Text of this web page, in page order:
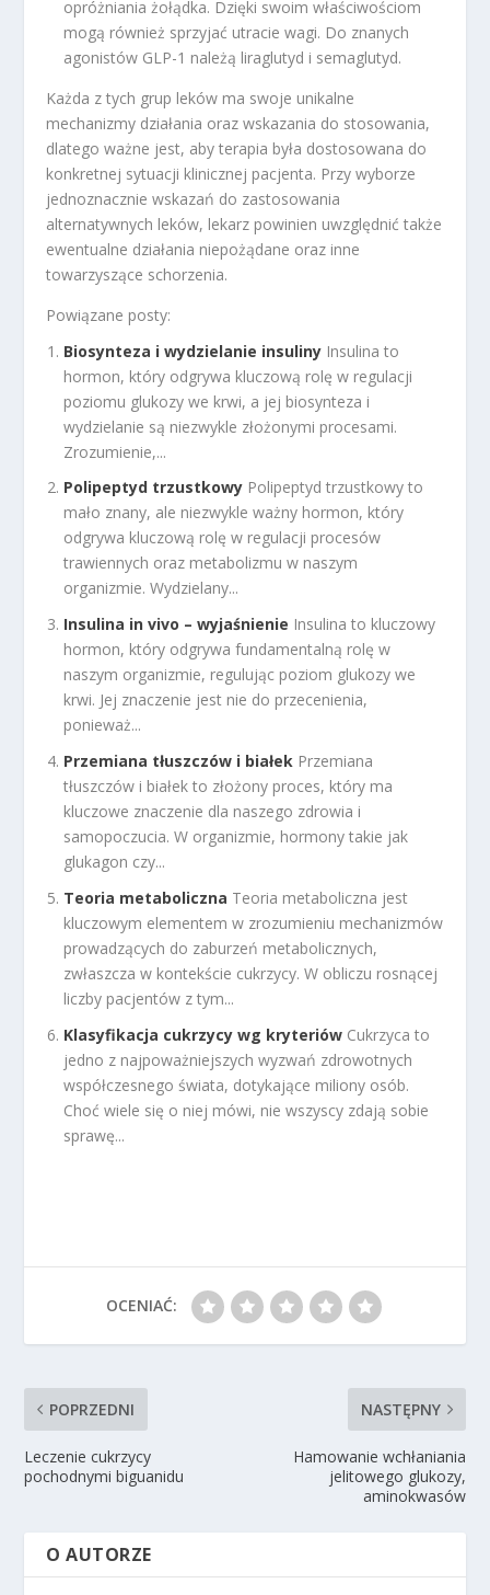
opróżniania żołądka. Dzięki swoim właściwościom
mogą również sprzyjać utracie wagi. Do znanych
agonistów GLP-1 należą liraglutyd i semaglutyd.
Każda z tych grup leków ma swoje unikalne
mechanizmy działania oraz wskazania do stosowania,
dlatego ważne jest, aby terapia była dostosowana do
konkretnej sytuacji klinicznej pacjenta. Przy wyborze
jednoznacznie wskazań do zastosowania
alternatywnych leków, lekarz powinien uwzględnić także
ewentualne działania niepożądane oraz inne
towarzyszące schorzenia.
Powiązane posty:
Biosynteza i wydzielanie insuliny Insulina to
hormon, który odgrywa kluczową rolę w regulacji
poziomu glukozy we krwi, a jej biosynteza i
wydzielanie są niezwykle złożonymi procesami.
Zrozumienie,...
Polipeptyd trzustkowy Polipeptyd trzustkowy to
mało znany, ale niezwykle ważny hormon, który
odgrywa kluczową rolę w regulacji procesów
trawiennych oraz metabolizmu w naszym
organizmie. Wydzielany...
Insulina in vivo – wyjaśnienie Insulina to kluczowy
hormon, który odgrywa fundamentalną rolę w
naszym organizmie, regulując poziom glukozy we
krwi. Jej znaczenie jest nie do przecenienia,
ponieważ...
Przemiana tłuszczów i białek Przemiana
tłuszczów i białek to złożony proces, który ma
kluczowe znaczenie dla naszego zdrowia i
samopoczucia. W organizmie, hormony takie jak
glukagon czy...
Teoria metaboliczna Teoria metaboliczna jest
kluczowym elementem w zrozumieniu mechanizmów
prowadzących do zaburzeń metabolicznych,
zwłaszcza w kontekście cukrzycy. W obliczu rosnącej
liczby pacjentów z tym...
Klasyfikacja cukrzycy wg kryteriów Cukrzyca to
jedno z najpoważniejszych wyzwań zdrowotnych
współczesnego świata, dotykające miliony osób.
Choć wiele się o niej mówi, nie wszyscy zdają sobie
sprawę...
OCENIAĆ:
POPRZEDNI
Leczenie cukrzycy
pochodnymi biguanidu
NASTĘPNY
Hamowanie wchłaniania
jelitowego glukozy,
aminokwasów
O AUTORZE